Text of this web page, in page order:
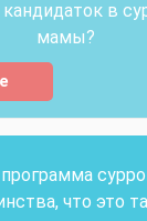
в
мамы?
что это